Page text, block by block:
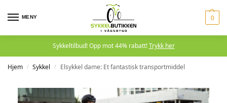
MENY 0
Sykkeltilbud! Opp mot 44% rabatt!Trykk her
Hjem / Sykkel / Elsykkel dame: Et fantastisk transportmiddel